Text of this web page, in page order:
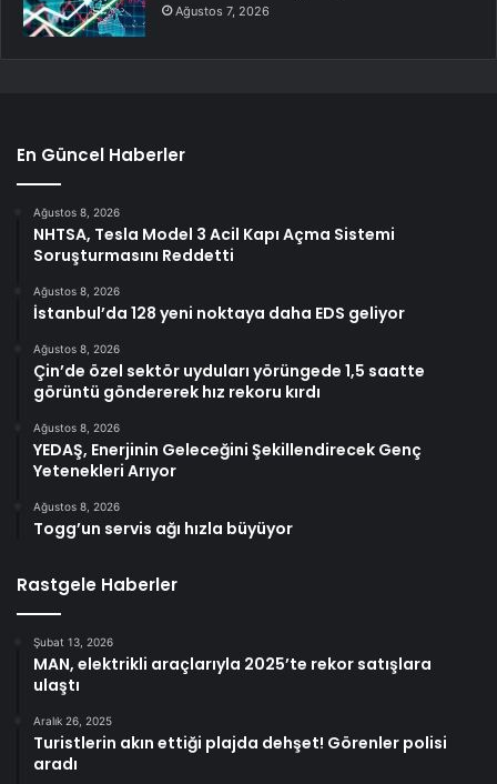
Ağustos 7, 2026
En Güncel Haberler
Ağustos 8, 2026
NHTSA, Tesla Model 3 Acil Kapı Açma Sistemi
Soruşturmasını Reddetti
Ağustos 8, 2026
İstanbul’da 128 yeni noktaya daha EDS geliyor
Ağustos 8, 2026
Çin’de özel sektör uyduları yörüngede 1,5 saatte
görüntü göndererek hız rekoru kırdı
Ağustos 8, 2026
YEDAŞ, Enerjinin Geleceğini Şekillendirecek Genç
Yetenekleri Arıyor
Ağustos 8, 2026
Togg’un servis ağı hızla büyüyor
Rastgele Haberler
Şubat 13, 2026
MAN, elektrikli araçlarıyla 2025’te rekor satışlara
ulaştı
Aralık 26, 2025
Turistlerin akın ettiği plajda dehşet! Görenler polisi
aradı